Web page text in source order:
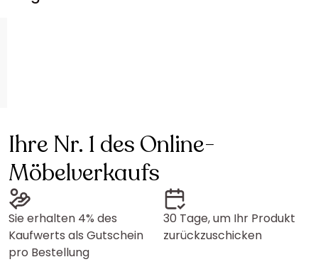
Ihre Nr. 1 des Online-
Möbelverkaufs
Sie erhalten 4% des
Kaufwerts als Gutschein
pro Bestellung
30 Tage, um Ihr Produkt
zurückzuschicken